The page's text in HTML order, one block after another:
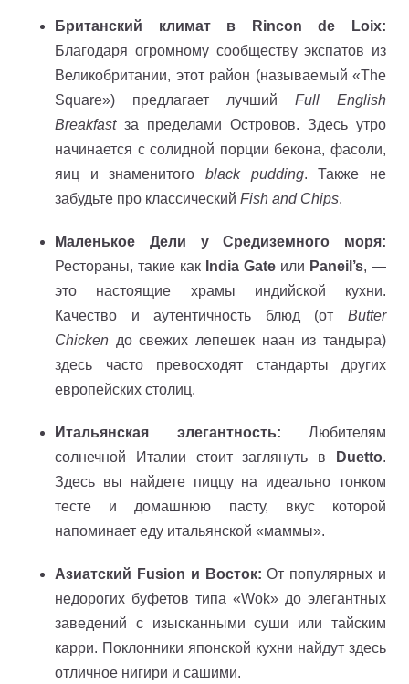
Британский климат в Rincon de Loix:
Благодаря огромному сообществу экспатов из
Великобритании, этот район (называемый «The
Square») предлагает лучший Full English
Breakfastза пределами Островов. Здесь утро
начинается с солидной порции бекона, фасоли,
яиц и знаменитого black pudding. Также не
забудьте про классический Fish and Chips.
Маленькое Дели у Средиземного моря:
Рестораны, такие как India Gate или Paneil’s, —
это настоящие храмы индийской кухни.
Качество и аутентичность блюд (от Butter
Chicken до свежих лепешек наан из тандыра)
здесь часто превосходят стандарты других
европейских столиц.
Итальянская элегантность: Любителям
солнечной Италии стоит заглянуть в
Duetto.
Здесь вы найдете пиццу на идеально тонком
тесте и домашнюю пасту, вкус которой
напоминает еду итальянской «маммы».
Азиатский Fusion и Восток: От популярных и
недорогих буфетов типа «Wok» до элегантных
заведений с изысканными суши или тайским
карри. Поклонники японской кухни найдут здесь
отличное нигири и сашими.